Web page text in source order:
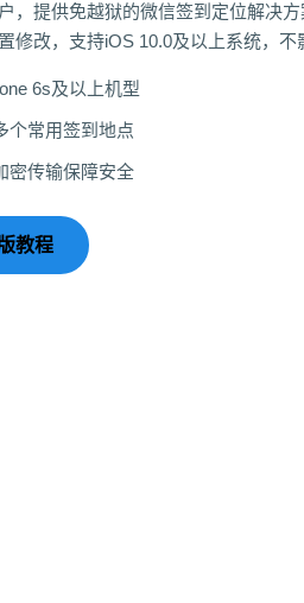
，提供免越狱的微信签到定位解决
修改，支持iOS 10.0及以上系统，不
6s及以上机型
个常用签到地点
密传输保障安全
教程